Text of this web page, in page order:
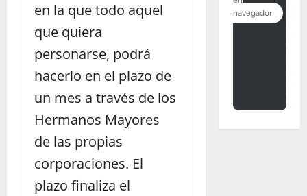
en la que todo aquel
que quiera
personarse, podrá
hacerlo en el plazo de
un mes a través de los
Hermanos Mayores
de las propias
corporaciones. El
plazo finaliza el